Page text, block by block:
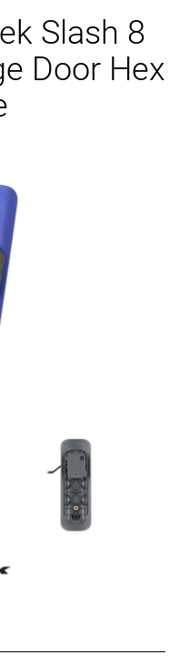
Slash 8
Door Hex